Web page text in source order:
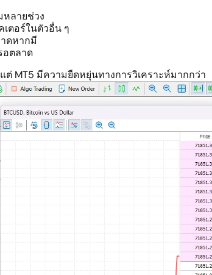
หลายช่วง
เตอร์ในตัวอื่น ๆ
ดหากมี
อตลาด
MT5 มีความยืดหยุ่นทางการวิเคราะห์มากกว่า